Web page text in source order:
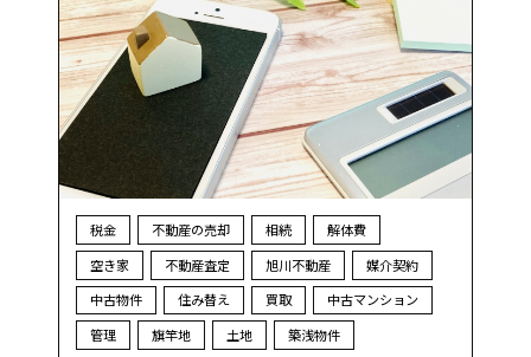
税金 不動産の売却 相続
解体費
空き家
不動産査定 旭川不動産
媒介契約
中古物件
住み替え 買取
中古マンション
管理
旗竿地 土地 築浅物件